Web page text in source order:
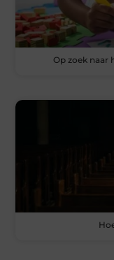
Op zoek naar